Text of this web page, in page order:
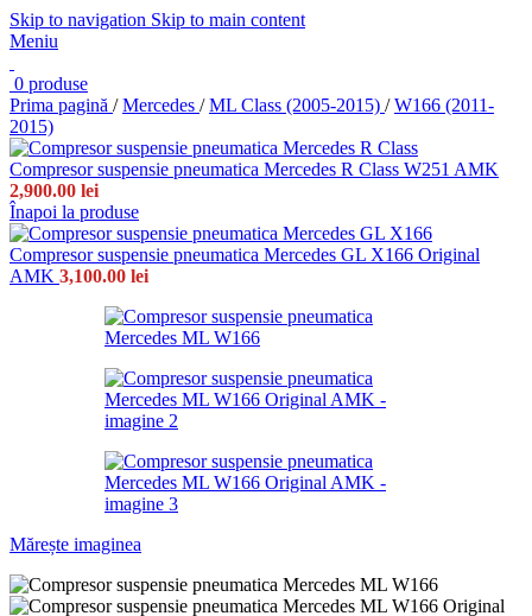
Skip to navigation Skip to main content
Meniu
0 produse
Prima pagină / Mercedes / ML Class (2005-2015) / W166 (2011-
2015)
Compresor suspensie pneumatica Mercedes R Class W251 AMK
2,900.00 lei
Înapoi la produse
Compresor suspensie pneumatica Mercedes GL X166 Original
AMK 3,100.00 lei
Mărește imaginea